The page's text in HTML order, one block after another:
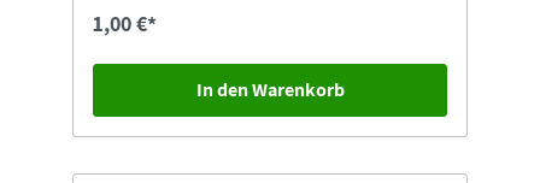
1,00 €*
In den Warenkorb